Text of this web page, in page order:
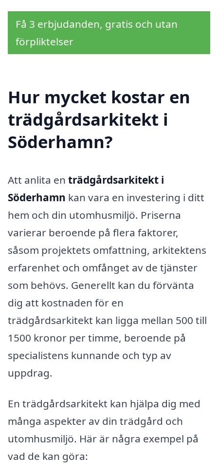
Få 3 erbjudanden, gratis och utan
förpliktelser
Hur mycket kostar en
trädgårdsarkitekt i
Söderhamn?
Att anlita en trädgårdsarkitekt i
Söderhamn kan vara en investering i ditt
hem och din utomhusmiljö. Priserna
varierar beroende på flera faktorer,
såsom projektets omfattning, arkitektens
erfarenhet och omfånget av de tjänster
som behövs. Generellt kan du förvänta
dig att kostnaden för en
trädgårdsarkitekt kan ligga mellan 500 till
1500 kronor per timme, beroende på
specialistens kunnande och typ av
uppdrag.
En trädgårdsarkitekt kan hjälpa dig med
många aspekter av din trädgård och
utomhusmiljö. Här är några exempel på
vad de kan göra: